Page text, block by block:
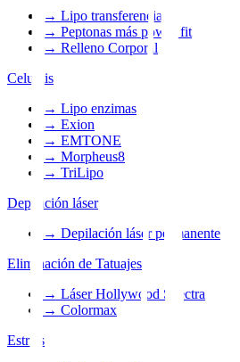
→ Lipo transferencia
→ Peptonas más power fit
→ Relleno Corporal
Celulitis
→ Lipo enzimas
→ Exion
→ EMTONE
→ Morpheus8
→ TriLipo
Depilación láser
→ Depilación láser permanente
Eliminación de Tatuajes
→ Láser Hollywood Spectra
→ Colormax
Estrías